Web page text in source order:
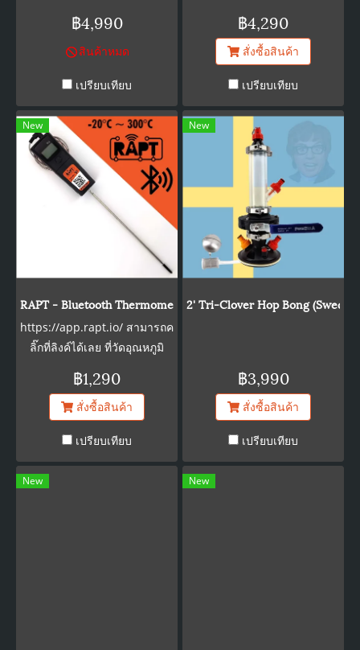
ferrule molded into the tank
and redesigned tri-clover
฿4,990
สินค้าหมด
เปรียบเทียบ
฿4,290
สั่งซื้อสินค้า
เปรียบเทียบ
New
RAPT - Bluetooth Thermometer -20 to 300C - 20cm HTC Probe
https://app.rapt.io/ สามารถค
ลิ๊กที่ลิงค์ได้เลย ที่วัดอุณหภูมิ
฿1,290
สั่งซื้อสินค้า
เปรียบเทียบ
New
2' Tri-Clover Hop Bong
฿3,990
สั่งซื้อสินค้า
เปรียบเทียบ
New New